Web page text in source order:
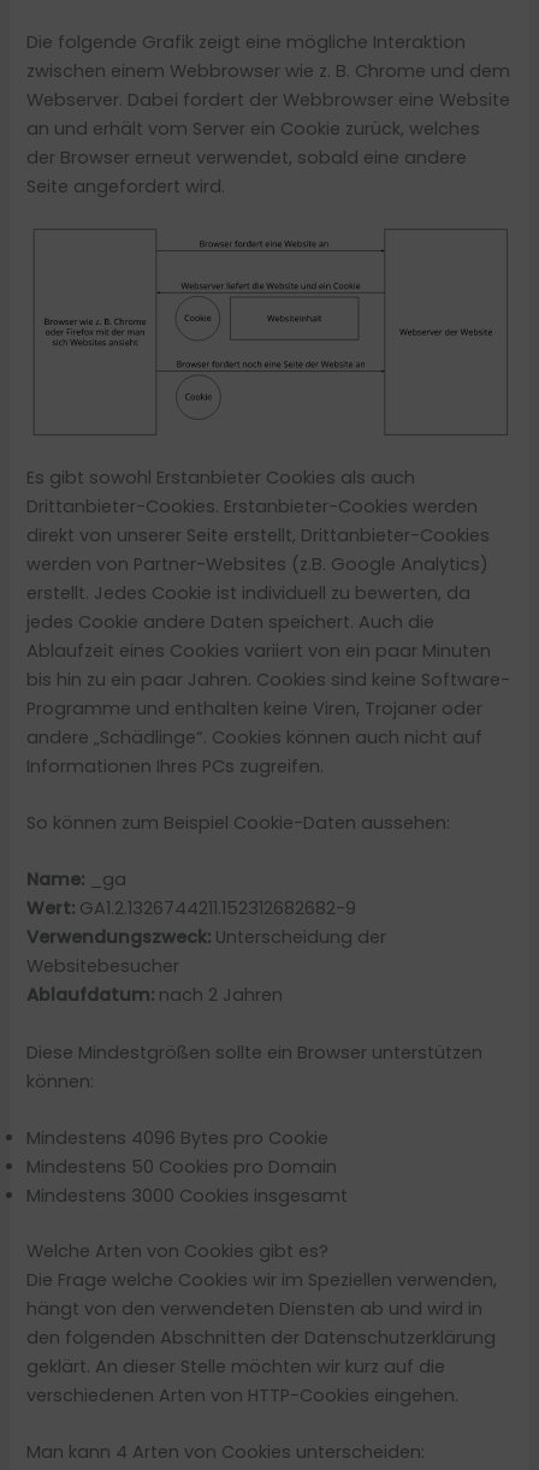
Die folgende Grafik zeigt eine mögliche Interaktion
zwischen einem Webbrowser wie z. B. Chrome und dem
Webserver. Dabei fordert der Webbrowser eine Website
an und erhält vom Server ein Cookie zurück, welches
der Browser erneut verwendet, sobald eine andere
Seite angefordert wird.
Es gibt sowohl Erstanbieter Cookies als auch
Drittanbieter-Cookies. Erstanbieter-Cookies werden
direkt von unserer Seite erstellt, Drittanbieter-Cookies
werden von Partner-Websites (z.B. Google Analytics)
erstellt. Jedes Cookie ist individuell zu bewerten, da
jedes Cookie andere Daten speichert. Auch die
Ablaufzeit eines Cookies variiert von ein paar Minuten
bis hin zu ein paar Jahren. Cookies sind keine Software-
Programme und enthalten keine Viren, Trojaner oder
andere „Schädlinge“. Cookies können auch nicht auf
Informationen Ihres PCs zugreifen.
So können zum Beispiel Cookie-Daten aussehen:
Name: _ga
Wert: GA1.2.1326744211.152312682682-9
Verwendungszweck: Unterscheidung der
Websitebesucher
Ablaufdatum: nach 2 Jahren
Diese Mindestgrößen sollte ein Browser unterstützen
können:
Mindestens 4096 Bytes pro Cookie
Mindestens 50 Cookies pro Domain
Mindestens 3000 Cookies insgesamt
Welche Arten von Cookies gibt es?
Die Frage welche Cookies wir im Speziellen verwenden,
hängt von den verwendeten Diensten ab und wird in
den folgenden Abschnitten der Datenschutzerklärung
geklärt. An dieser Stelle möchten wir kurz auf die
verschiedenen Arten von HTTP-Cookies eingehen.
Man kann 4 Arten von Cookies unterscheiden: